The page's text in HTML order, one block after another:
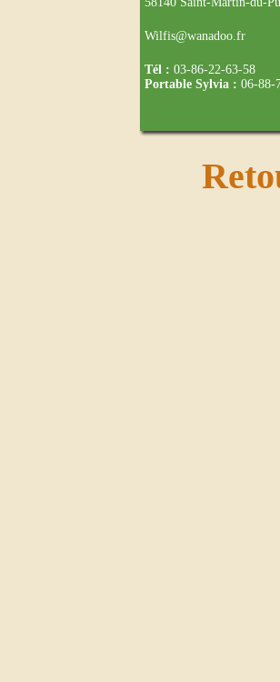
Wilfis@wanadoo.fr
Tél : 03-86-22-63-58
Portable Sylvia : 06-88-